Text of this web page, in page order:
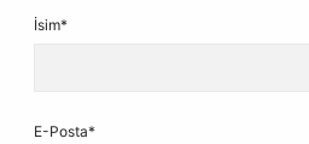
İsim*
E-Posta*